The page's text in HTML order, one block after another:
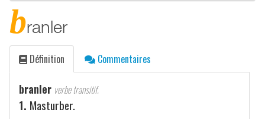
branler
Définition Commentaires
branler verbe transitif.
1. Masturber.